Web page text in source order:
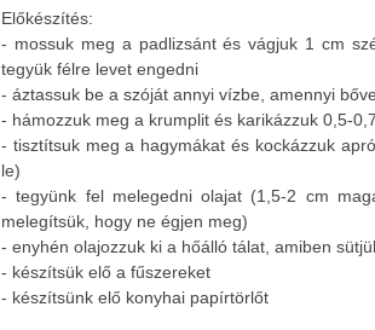
Előkészítés:
- mossuk meg a padlizsánt és vágjuk 1 cm
tegyük félre levet engedni
- áztassuk be a szóját annyi vízbe, amennyi
- hámozzuk meg a krumplit és karikázzuk 0,5-
- tisztítsuk meg a hagymákat és kockázzuk
le)
- tegyünk fel melegedni olajat (1,5-2 cm
melegítsük, hogy ne égjen meg)
- enyhén olajozzuk ki a hőálló tálat, amiben
- készítsük elő a fűszereket
- készítsünk elő konyhai papírtörlőt